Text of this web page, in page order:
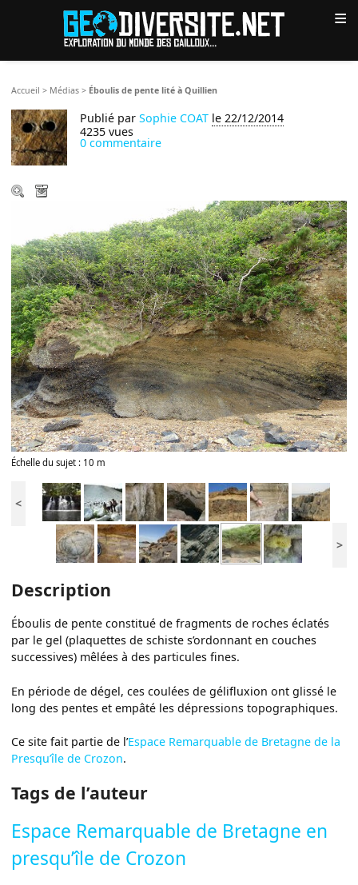
≡
Accueil > Médias > Éboulis de pente lité à Quillien
Publié parSophie COAT le 22/12/2014
4235 vues
0 commentaire
Échelle du sujet : 10 m
<
>
Description
Éboulis de pente constitué de fragments de roches éclatés
par le gel (plaquettes de schiste s’ordonnant en couches
successives) mêlées à des particules fines.
En période de dégel, ces coulées de gélifluxion ont glissé le
long des pentes et empâté les dépressions topographiques.
Ce site fait partie de l’Espace Remarquable de Bretagne de la
Presqu’île de Crozon.
Tags de l’auteur
Espace Remarquable de Bretagne en
presqu’île de Crozon